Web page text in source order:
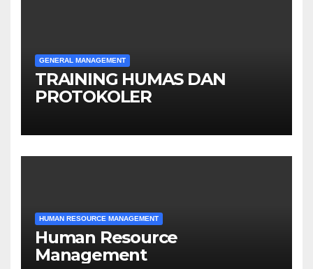
GENERAL MANAGEMENT
TRAINING HUMAS DAN
PROTOKOLER
HUMAN RESOURCE MANAGEMENT
Human Resource
Management